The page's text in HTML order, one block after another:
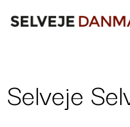
Selveje